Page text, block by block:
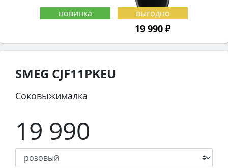
19 990 ₽
SMEG CJF11PKEU
Соковыжималка
19 990